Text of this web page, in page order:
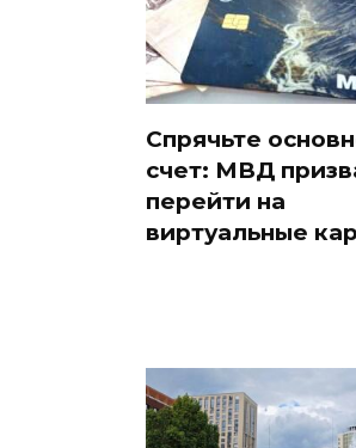
Спрячьте
счет: МВД
перейти на
виртуальные